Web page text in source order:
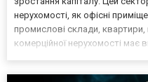
нерухомості, як офісні
промислові склади, квартири,
комерційної нерухомості має